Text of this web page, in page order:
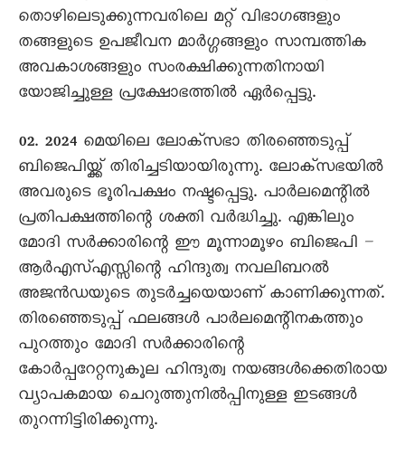
തൊഴിലെടുക്കുന്നവരിലെ മറ്റ് വിഭാഗങ്ങളും
തങ്ങളുടെ ഉപജീവന മാർഗ്ഗങ്ങളും സാമ്പത്തിക
അവകാശങ്ങളും സംരക്ഷിക്കുന്നതിനായി
യോജിച്ചുള്ള പ്രക്ഷോഭത്തിൽ ഏർപ്പെട്ടു.
02. 2024 മെയിലെ ലോക്സഭാ തിരഞ്ഞെടുപ്പ്
ബിജെപിയ്ക്ക് തിരിച്ചടിയായിരുന്നു. ലോക്സഭയിൽ
അവരുടെ ഭൂരിപക്ഷം നഷ്ടപ്പെട്ടു. പാർലമെന്റിൽ
പ്രതിപക്ഷത്തിന്റെ ശക്തി വർദ്ധിച്ചു. എങ്കിലും
മോദി സർക്കാരിന്റെ ഈ മൂന്നാമൂഴം ബിജെപി –
ആർഎസ്എസ്സിന്റെ ഹിന്ദുത്വ നവലിബറൽ
അജൻഡയുടെ തുടർച്ചയെയാണ് കാണിക്കുന്നത്.
തിരഞ്ഞെടുപ്പ് ഫലങ്ങൾ പാർലമെന്റിനകത്തും
പുറത്തും മോദി സർക്കാരിന്റെ
കോർപ്പറേറ്റനുകൂല ഹിന്ദുത്വ നയങ്ങൾക്കെതിരായ
വ്യാപകമായ ചെറുത്തുനിൽപ്പിനുള്ള ഇടങ്ങൾ
തുറന്നിട്ടിരിക്കുന്നു.